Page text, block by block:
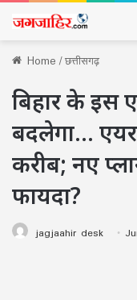
Home/छत्तीसगढ़
बिहार के इस
बदलेगा…
करीब; नए
फायदा?
jagjaahir desk